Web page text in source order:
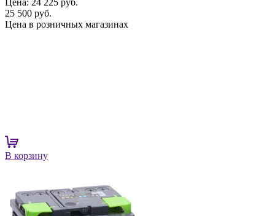
25 500 руб.
Цена в розничных магазинах
В корзину